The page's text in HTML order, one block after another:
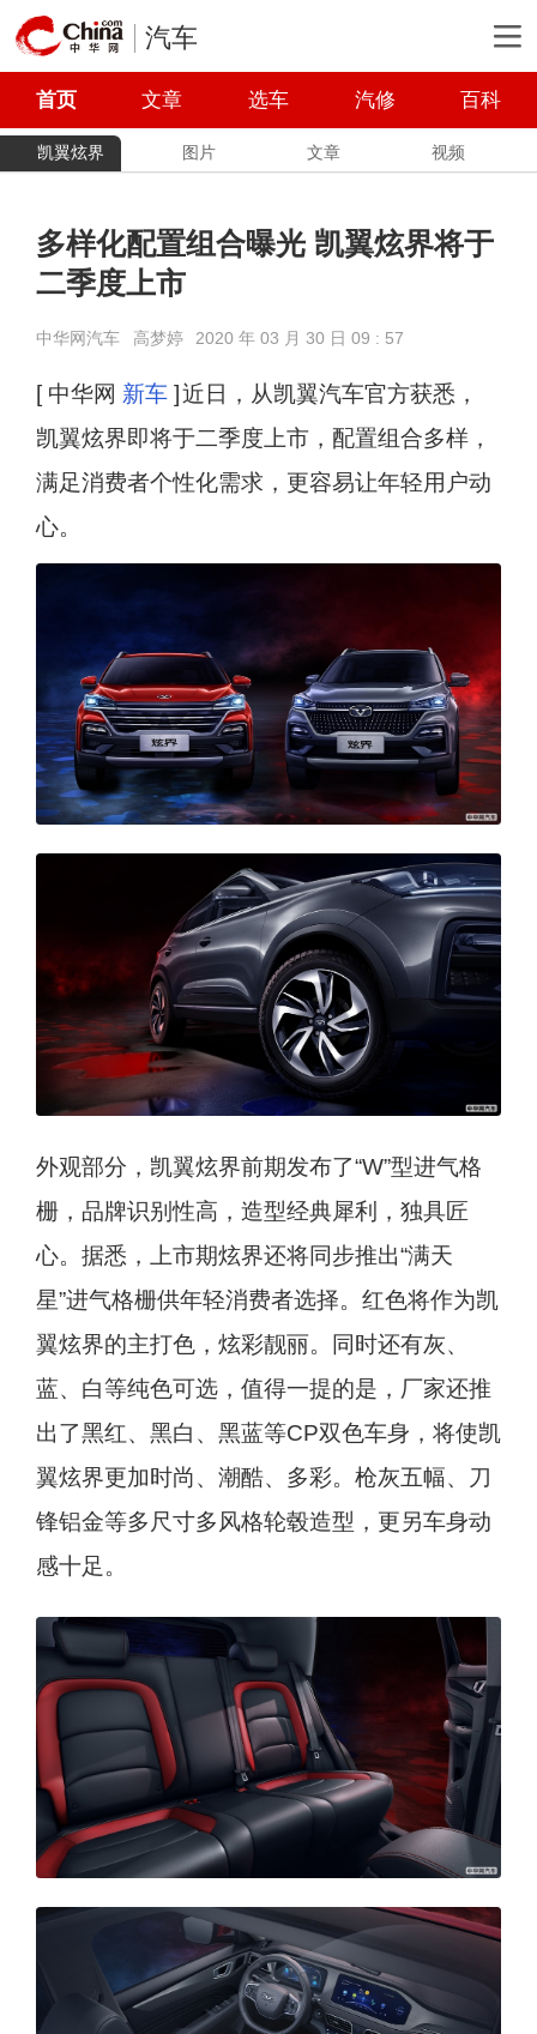
汽车
首页 文章 选车 汽修 百科
凯翼炫界 图片 文章 视频
多样化配置组合曝光 凯翼炫界将于
二季度上市
中华网汽车 高梦婷 2020 年 03 月 30 日 09 : 57
[ 中华网 新车] 近日，从凯翼汽车官方获悉，
凯翼炫界即将于二季度上市，配置组合多样，
满足消费者个性化需求，更容易让年轻用户动
心。
外观部分，凯翼炫界前期发布了“W”型进气格
栅，品牌识别性高，造型经典犀利，独具匠
心。据悉，上市期炫界还将同步推出“满天
星”进气格栅供年轻消费者选择。红色将作为凯
翼炫界的主打色，炫彩靓丽。同时还有灰、
蓝、白等纯色可选，值得一提的是，厂家还推
出了黑红、黑白、黑蓝等CP双色车身，将使凯
翼炫界更加时尚、潮酷、多彩。枪灰五幅、刀
锋铝金等多尺寸多风格轮毂造型，更另车身动
感十足。